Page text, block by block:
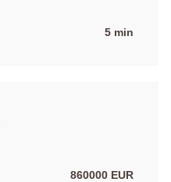
5 min
860000 EUR